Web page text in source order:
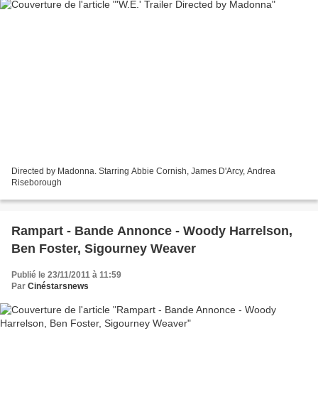
Directed by Madonna. Starring Abbie Cornish, James D'Arcy, Andrea
Riseborough
Rampart - Bande Annonce - Woody Harrelson,
Ben Foster, Sigourney Weaver
Publié le 23/11/2011 à 11:59
Par Cinéstarsnews